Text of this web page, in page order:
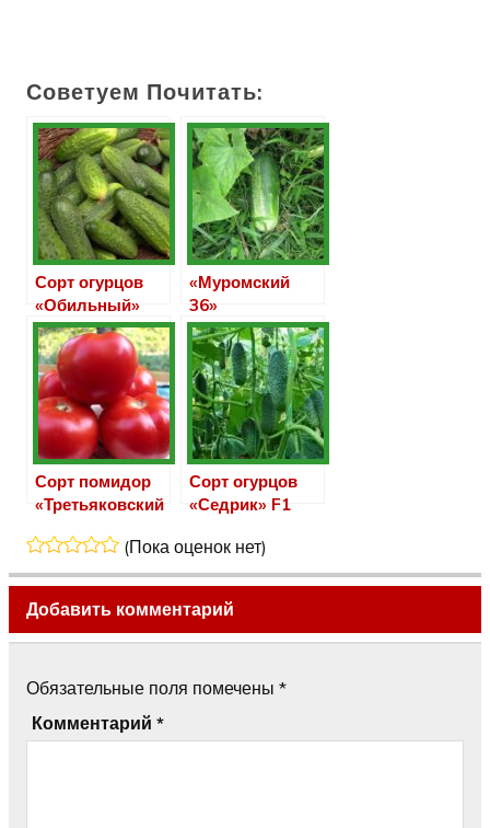
Советуем Почитать:
Сорт огурцов
«Обильный»
«Муромский
36»
Сорт помидор
«Третьяковский
Сорт огурцов
«Седрик» F1
(Пока оценок нет)
Добавить комментарий
Обязательные поля помечены *
Комментарий *